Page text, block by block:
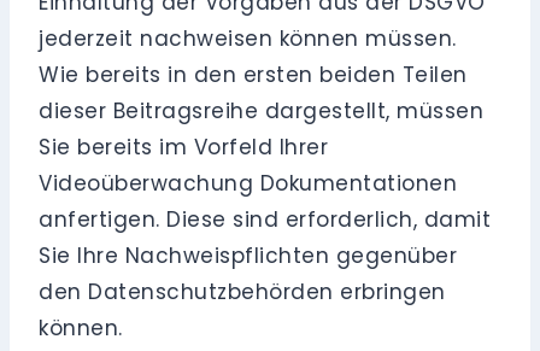
jederzeit nachweisen können müssen.
Wie bereits in den ersten beiden Teilen
dieser Beitragsreihe dargestellt, müssen
Sie bereits im Vorfeld Ihrer
Videoüberwachung Dokumentationen
anfertigen. Diese sind erforderlich, damit
Sie Ihre Nachweispflichten gegenüber
den Datenschutzbehörden erbringen
können.